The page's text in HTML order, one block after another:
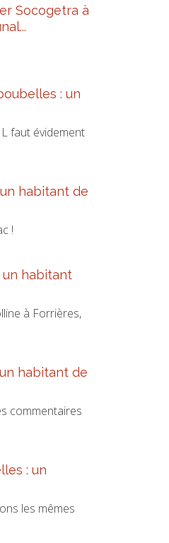
Socogetra à
: un
faut évidement
habitant de
!
un habitant
à Forrières,
habitant de
commentaires
: un
les mêmes